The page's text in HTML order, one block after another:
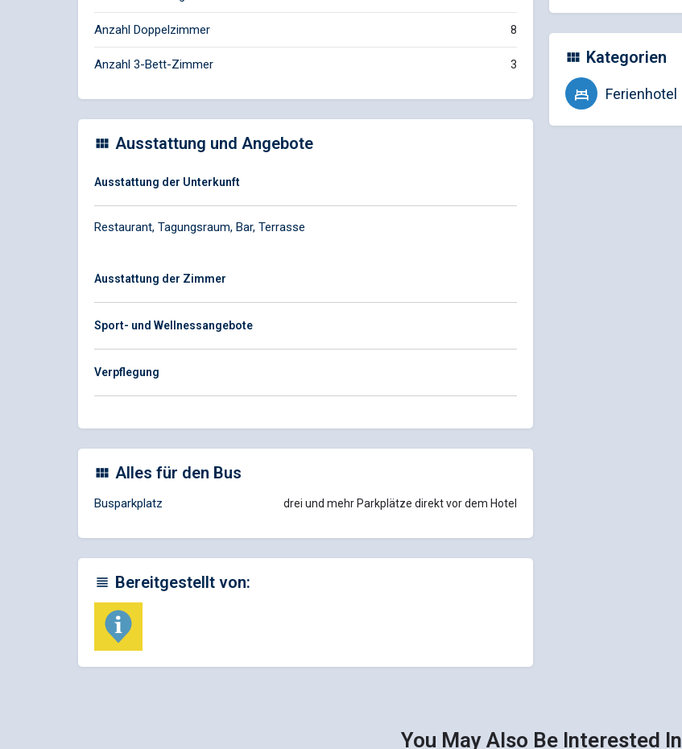
Anzahl Doppelzimmer 8
Anzahl 3-Bett-Zimmer 3
Ausstattung und Angebote
Ausstattung der Unterkunft
Restaurant, Tagungsraum, Bar, Terrasse
Ausstattung der Zimmer
Sport- und Wellnessangebote
Verpflegung
Alles für den Bus
Busparkplatz drei und mehr Parkplätze direkt vor dem Hotel
Bereitgestellt von:
Kategorien
Ferienhotel
You May Also Be Interested In